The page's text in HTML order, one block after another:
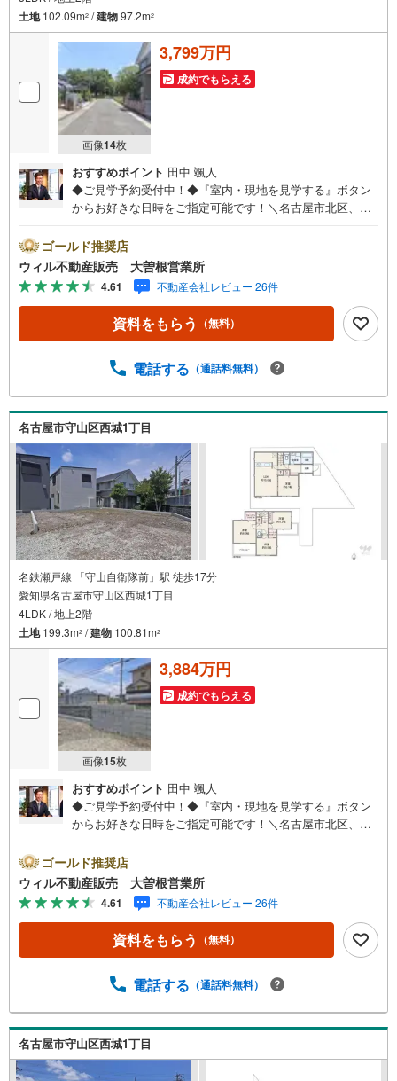
土地102.09m2 /建物97.2m2
画像14枚
3,799万円
成約でもらえる
おすすめポイント 田中 颯人
◆ご見学予約受付中！◆『室内・現地を見学する』ボタン
からお好きな日時をご指定可能です！＼名古屋市北区、守
区、守山区の直接のご売却依頼を数多くいただいている不
動産仲介会社です。ネット上で分かる立地環境はもちろ
ん、過去にお任せいただいたお客様に現地の生の声をもと
に住戸環境を提案致します。＼平日のお住まい探しの方へ/
弊社では平日にご内覧・契約など平日にお住まい探しをさ
れるお客様にサービスをご用意しています。＼お仕事で忙
事前にご予約頂きましたら営業時間外でのご内覧もご対応
動産業者間で不動産情報が共有されているので、名古屋市
全域や、その他隣接エリアでもご内覧が可能です！ 【大曽
根営業所】○地下鉄名城線、JR中央線「大曽根」駅徒歩1分
○お子様が遊べるキッズスペースあり○定休日ございません
ゴールド推奨店
ウィル不動産販売 大曽根営業所
4.61 不動産会社レビュー 26件
資料をもらう （無料）
電話する （通話料無料）
名古屋市守山区西城1丁目
名鉄瀬戸線 「守山自衛隊前」駅 徒歩17分
愛知県名古屋市守山区西城1丁目
4LDK / 地上2階
土地199.3m2 /建物 100.81m2
画像15枚
3,884万円
成約でもらえる
おすすめポイント 田中 颯人
◆ご見学予約受付中！◆『室内・現地を見学する』ボタン
からお好きな日時をご指定可能です！＼名古屋市北区、守
区、守山区の直接のご売却依頼を数多くいただいている不
動産仲介会社です。ネット上で分かる立地環境はもちろ
ん、過去にお任せいただいたお客様に現地の生の声をもと
に住戸環境を提案致します。＼平日のお住まい探しの方へ/
弊社では平日にご内覧・契約など平日にお住まい探しをさ
れるお客様にサービスをご用意しています。＼お仕事で忙
事前にご予約頂きましたら営業時間外でのご内覧もご対応
動産業者間で不動産情報が共有されているので、名古屋市
全域や、その他隣接エリアでもご内覧が可能です！ 【大曽
根営業所】○地下鉄名城線、JR中央線「大曽根」駅徒歩1分
○お子様が遊べるキッズスペースあり○定休日ございません
ゴールド推奨店
ウィル不動産販売 大曽根営業所
4.61 不動産会社レビュー 26件
資料をもらう （無料）
電話する （通話料無料）
名古屋市守山区西城1丁目